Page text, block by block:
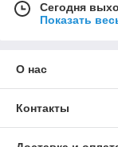
Сегодня
Показать
О нас
Контакты